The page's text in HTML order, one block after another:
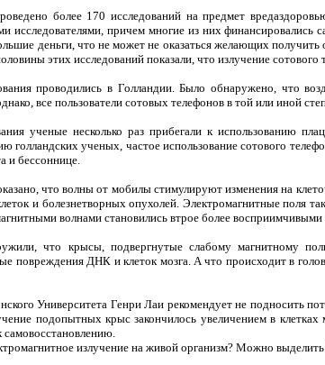
более 170 исследований на предмет
исследователями, причем многие из них финансировались
деньги, что не может не оказаться желающих
этих исследований показали, что излучение сотового
проводились в Голландии. Было обнаружено, что
все пользователи сотовых телефонов в той или иной
ученые несколько раз прибегали к использованию
голландских ученых, частое использование сотового
и бессоннице.
что волны от мобилы стимулируют изменения на
и болезнетворных опухолей. Электромагнитные поля
волнами становились втрое более восприимчивыми
что крысы, подвергнутые слабому магнитному
повреждения ДНК и клеток мозга. А что происходит в
Университета Генри Лаи рекомендует не подносить
подопытных крыс закончилось увеличением в
излучение на живой организм? Можно